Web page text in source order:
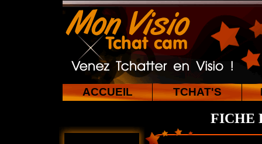
ACCUEIL TCHAT'S
FICHE